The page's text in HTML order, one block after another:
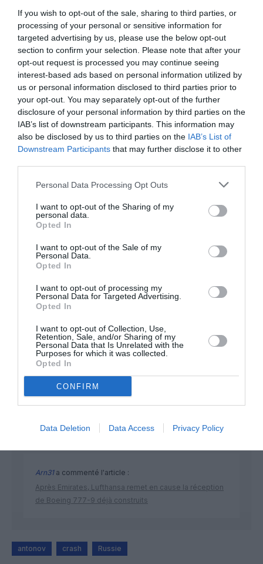
If you wish to opt-out of the sale, sharing to third parties, or
processing of your personal or sensitive information for
targeted advertising by us, please use the below opt-out
section to confirm your selection. Please note that after your
opt-out request is processed you may continue seeing
interest-based ads based on personal information utilized by
us or personal information disclosed to third parties prior to
your opt-out. You may separately opt-out of the further
disclosure of your personal information by third parties on the
IAB’s list of downstream participants. This information may
also be disclosed by us to third parties on the IAB’s List of
Downstream Participants that may further disclose it to other
Personal Data Processing Opt Outs
I want to opt-out of the Sharing of my
personal data.
Opted In
I want to opt-out of the Sale of my
Personal Data.
Opted In
I want to opt-out of processing my
Personal Data for Targeted Advertising.
Opted In
I want to opt-out of Collection, Use,
Retention, Sale, and/or Sharing of my
Personal Data that Is Unrelated with the
Purposes for which it was collected.
Opted In
CONFIRM
Data Deletion Data Access Privacy Policy
min
Oui mais la poste russe ne possede pas d’helico ^^
RÉPONDRE
LAISSER UN COMMENTAIRE
FAIRE UN DON
Appel aux lecteurs !
Soutenez Air Journal participez
DERNIERS COMMENTAIRES
une saison record malgré le contexte géopolitique
Arn31a commenté l'article :
Après Emirates, Lufthansa remet en cause la réception
de Boeing 777-9 déjà construits
antonov crash Russie